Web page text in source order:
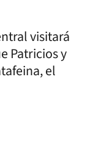
visitará
Patricios y
el